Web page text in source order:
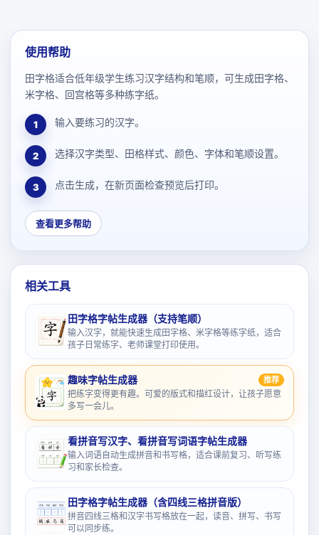
使用帮助
田字格适合低年级学生练习汉字结构和笔顺，可生成田字格、
米字格、回宫格等多种练字纸。
1 输入要练习的汉字。
2 选择汉字类型、田格样式、颜色、字体和笔顺设置。
3 点击生成，在新页面检查预览后打印。
查看更多帮助
相关工具
田字格字帖生成器（支持笔顺）
输入汉字，就能快速生成田字格、米字格等练字纸，适合
孩子日常练字、老师课堂打印使用。
趣味字帖生成器 推荐
把练字变得更有趣。可爱的版式和描红设计，让孩子愿意
多写一会儿。
看拼音写汉字、看拼音写词语字帖生成器
输入词语自动生成拼音和书写格，适合课前复习、听写练
习和家长检查。
田字格字帖生成器（含四线三格拼音版）
拼音四线三格和汉字书写格放在一起，读音、拼写、书写
可以同步练。